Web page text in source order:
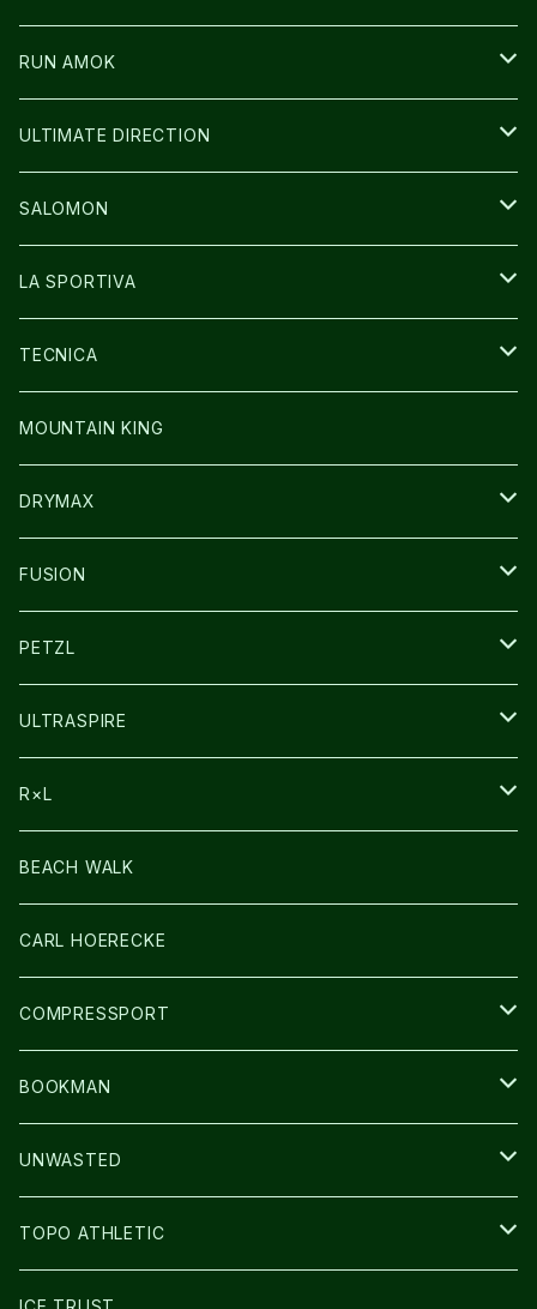
ICE TRUST
CAP/HAT
BAG
WEAR
BAG
GLOVE
RUN AMOK
WEAR
CAP/HAT
ULTIMATE DIRECTION
BAG
GLOVE
SOCKS
その他GOODS
SALOMON
SHOES
BAG
WEAR
GLOVE
LA SPORTIVA
SHOES
WEAR
CAP/HAT
TECNICA
SHOES
MOUNTAIN KING
DRYMAX
SOCKS
FUSION
その他GOODS
PETZL
HEADLAMP
ULTRASPIRE
BAG
LIGHT
R×L
SOCKS・LEGWARMER
アームカバー
GLOVE
BEACH WALK
CARL HOERECKE
COMPRESSPORT
CAP/HAT
BAG
BOOKMAN
LIGHT
UNWASTED
GLOVE
TOPO ATHLETIC
SHOES